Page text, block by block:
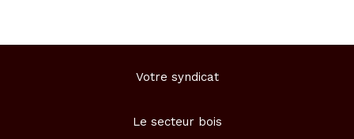
Votre syndicat
Le secteur bois